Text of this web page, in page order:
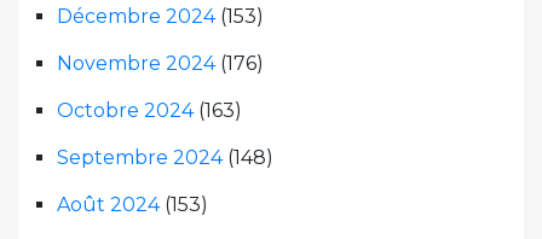
Décembre 2024(153)
Novembre 2024(176)
Octobre 2024(163)
Septembre 2024(148)
Août 2024(153)